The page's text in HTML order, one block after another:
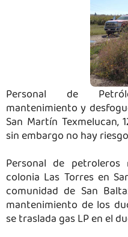
Personal de
mantenimiento y
San Martín Texmelucan,
sin embargo no hay
Personal de petroleros
colonia Las Torres en
comunidad de San
mantenimiento de los
se traslada gas LP en el